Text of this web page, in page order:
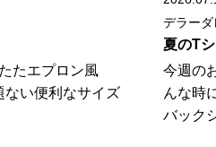
たエプロン風
ない便利なサイズ
デラーダ
夏のT
今週の
んな時
バック